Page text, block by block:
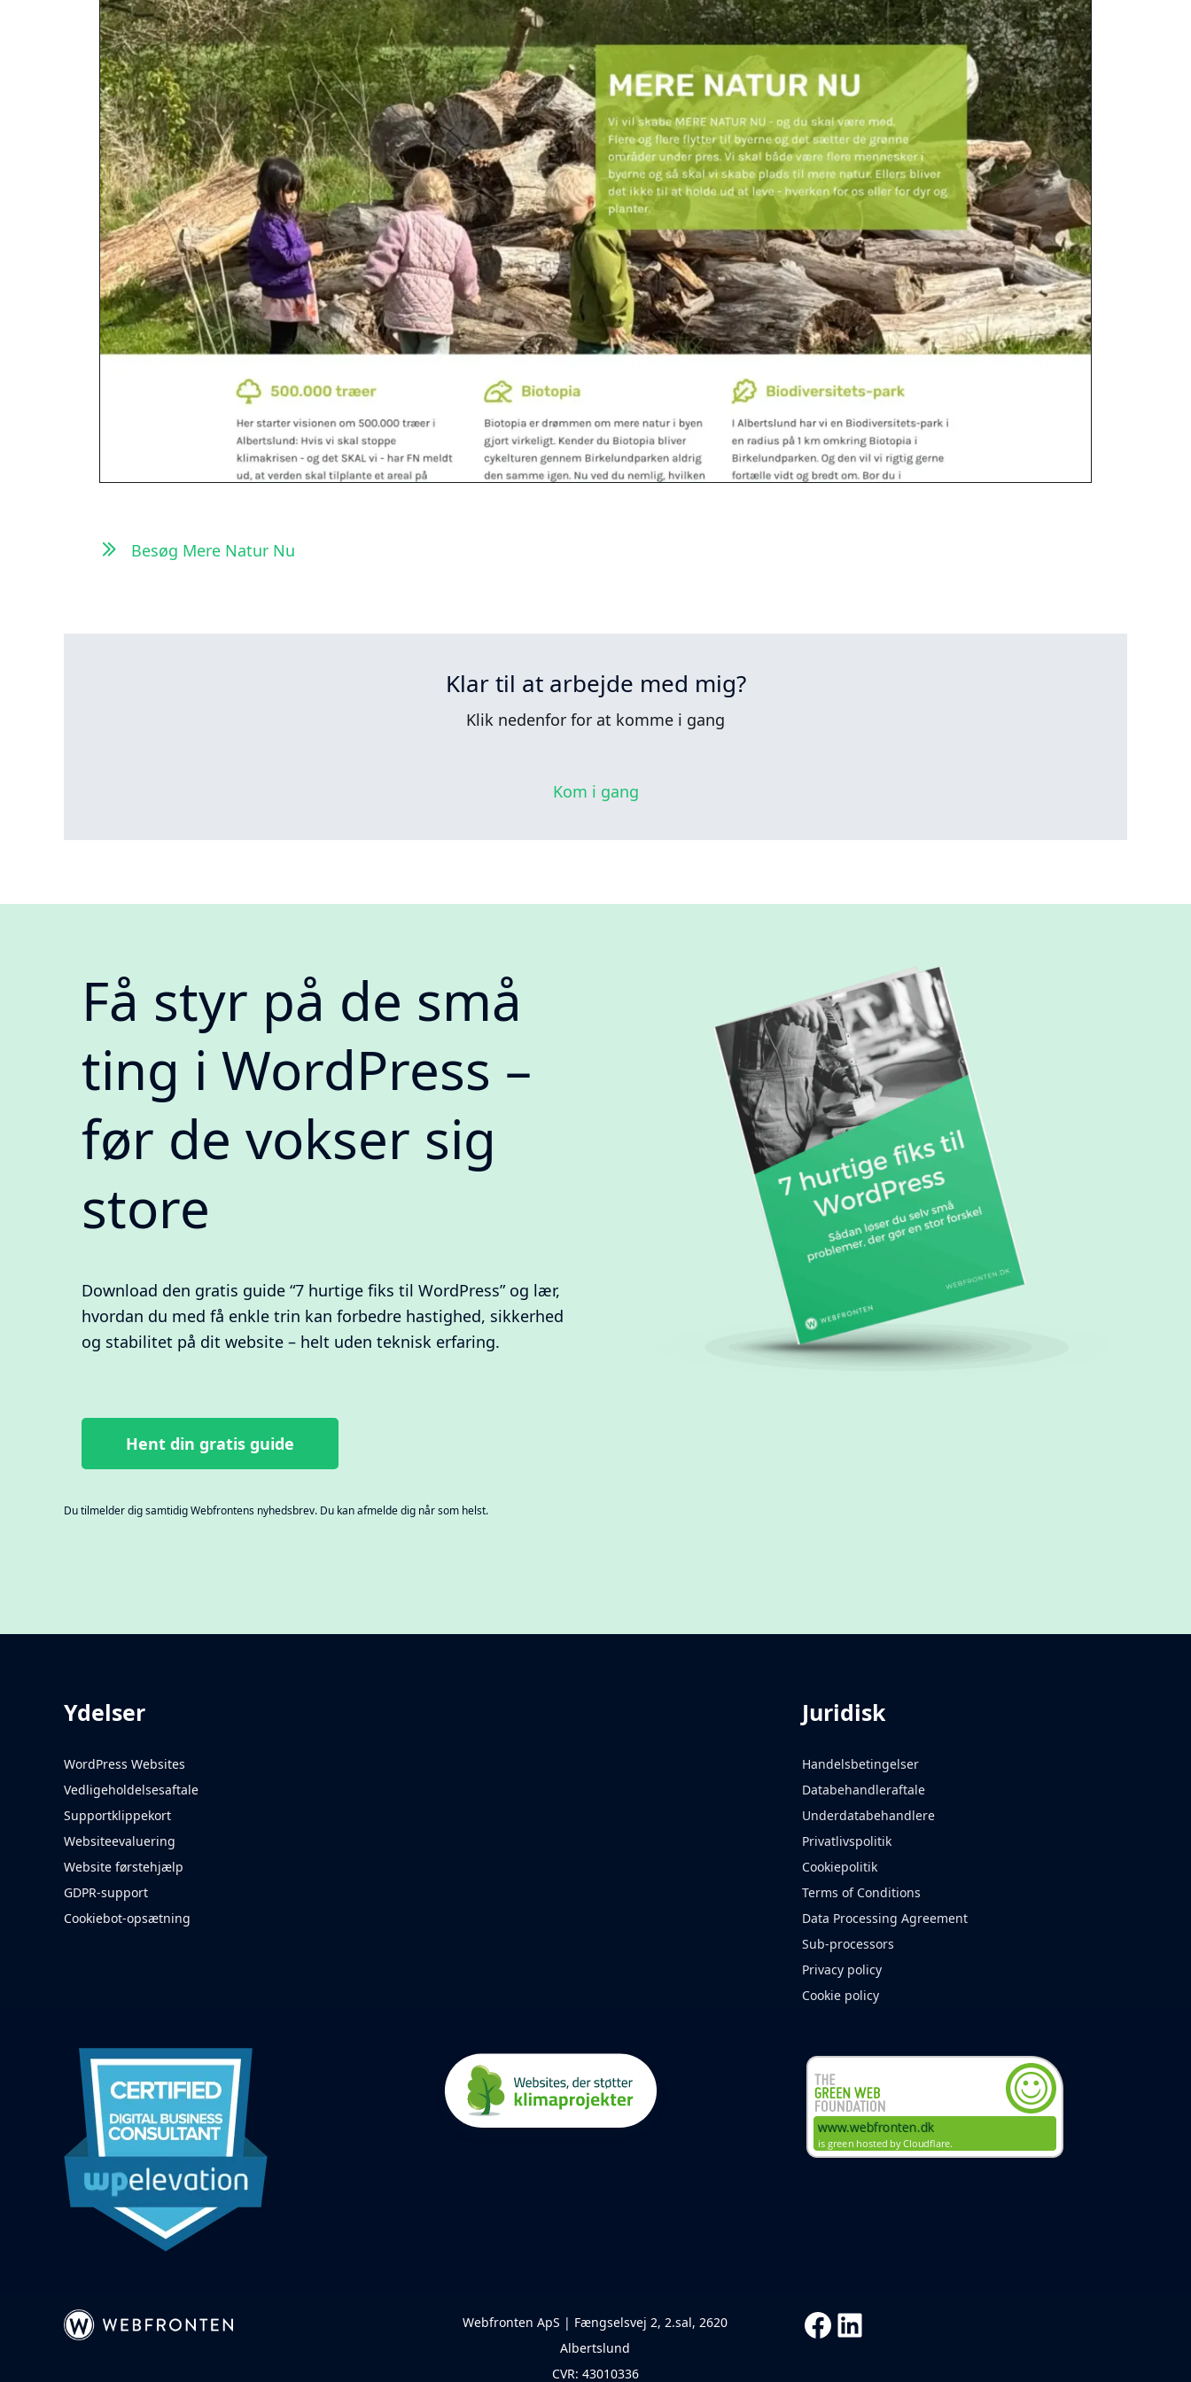
Besøg Mere Natur Nu
Klar til at arbejde med mig?
Klik nedenfor for at komme i gang
Kom i gang
Få styr på de små
ting i WordPress –
før de vokser sig
store
Download den gratis guide “7 hurtige fiks til WordPress” og lær,
hvordan du med få enkle trin kan forbedre hastighed, sikkerhed
og stabilitet på dit website – helt uden teknisk erfaring.
Hent din gratis guide
Du tilmelder dig samtidig Webfrontens nyhedsbrev. Du kan afmelde dig når som helst.
Ydelser
WordPress Websites
Vedligeholdelsesaftale
Supportklippekort
Websiteevaluering
Website førstehjælp
GDPR-support
Cookiebot-opsætning
Juridisk
Handelsbetingelser
Databehandleraftale
Underdatabehandlere
Privatlivspolitik
Cookiepolitik
Terms of Conditions
Data Processing Agreement
Sub-processors
Privacy policy
Cookie policy
Webfronten ApS | Fængselsvej 2, 2.sal, 2620
Albertslund
CVR: 43010336
Facebook
LinkedIn